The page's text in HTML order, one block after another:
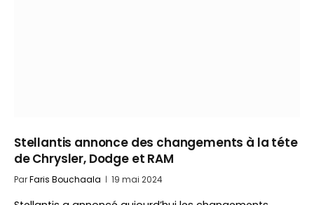
Stellantis annonce des changements à la téte
de Chrysler, Dodge et RAM
ParFaris Bouchaala 19 mai 2024